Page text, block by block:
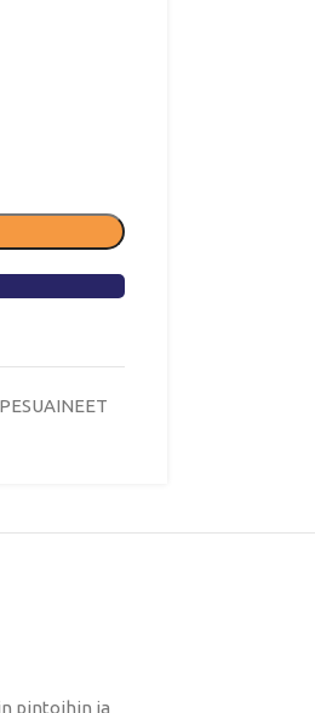
pintoihin ja